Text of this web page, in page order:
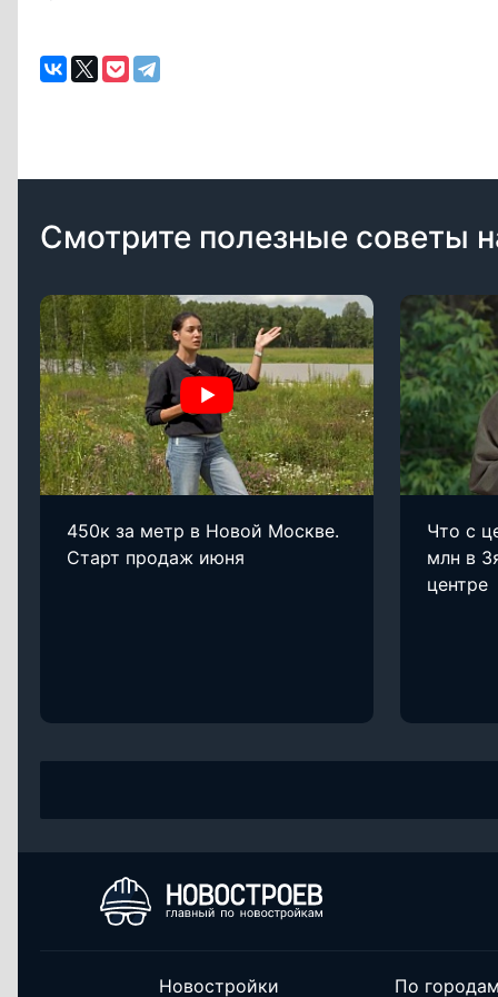
Смотрите полезные советы
450к за метр в Новой Москве.
Старт продаж июня
Что с
млн в
центре
Новостройки По